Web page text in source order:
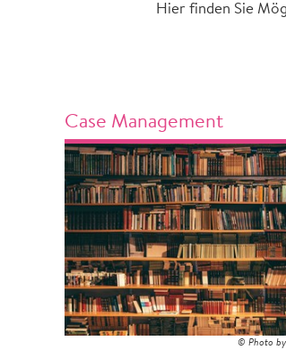
Hier finden Sie
Case Management
© Photo by